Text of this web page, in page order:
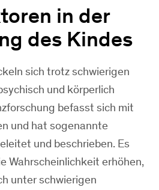
in der
des Kindes
sich trotz schwierigen
und körperlich
befasst sich mit
und hat sogenannte
und beschrieben. Es
Wahrscheinlichkeit erhöhen,
unter schwierigen